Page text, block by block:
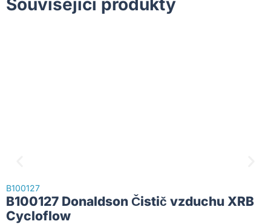
B100127
B100127 Donaldson Čistič vzduchu XRB
Cycloflow